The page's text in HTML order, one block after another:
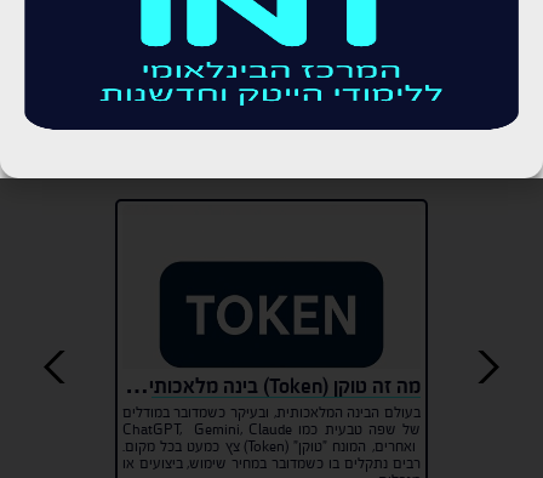
מה זה טוקן (Token) בינה מלאכותית ולמה הוא משמש?
בעולם הבינה המלאכותית, ובעיקר כשמדובר במודלים
של שפה טבעית כמו ChatGPT, Gemini, Claude
ואחרים, המונח "טוקן" (Token) צץ כמעט בכל מקום.
רבים נתקלים בו כשמדובר במחיר שימוש, ביצועים או